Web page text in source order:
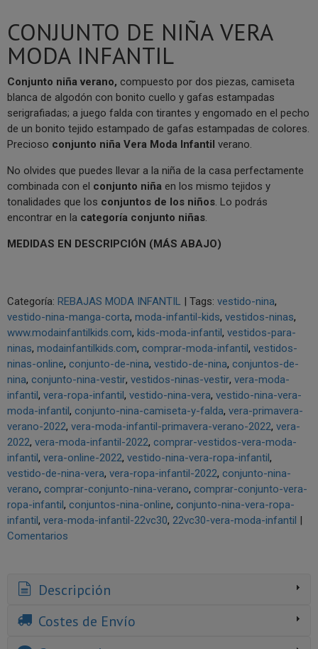
CONJUNTO DE NIÑA VERA
MODA INFANTIL
Conjunto niña verano, compuesto por dos piezas, camiseta
blanca de algodón con bonito cuello y gafas estampadas
serigrafiadas; a juego falda con tirantes y engomado en el pecho
de un bonito tejido estampado de gafas estampadas de colores.
Precioso conjunto niña Vera Moda Infantil verano.
No olvides que puedes llevar a la niña de la casa perfectamente
combinada con el conjunto niña en los mismo tejidos y
tonalidades que los conjuntos de los niños . Lo podrás
encontrar en la categoría conjunto niñas
MEDIDAS EN DESCRIPCIÓN (MÁS ABAJO)
Categoría: REBAJAS MODA INFANTIL | Tags: vestido-nina
vestido-nina-manga-corta moda-infantil-kids vestidos-ninas
www.modainfantilkids.com kids-moda-infantil vestidos-para-
ninas modainfantilkids.com comprar-moda-infantil vestidos-
ninas-online conjunto-de-nina vestido-de-nina conjuntos-de-
nina conjunto-nina-vestir vestidos-ninas-vestir vera-moda-
infantil vera-ropa-infantil vestido-nina-vera vestido-nina-vera-
moda-infantil conjunto-nina-camiseta-y-falda vera-primavera-
verano-2022 vera-moda-infantil-primavera-verano-2022 vera-
2022 vera-moda-infantil-2022 comprar-vestidos-vera-moda-
infantil vera-online-2022 vestido-nina-vera-ropa-infantil
vestido-de-nina-vera vera-ropa-infantil-2022 conjunto-nina-
verano comprar-conjunto-nina-verano comprar-conjunto-vera-
ropa-infantil conjuntos-nina-online conjunto-nina-vera-ropa-
infantil vera-moda-infantil-22vc30 22vc30-vera-moda-infantil |
Comentarios
Descripción
Costes de Envío